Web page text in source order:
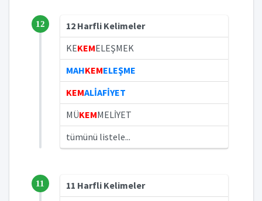
12
12 Harfli Kelimeler
KEKEMELEŞMEK
MAHKEMELEŞME
KEMALİAFİYET
MÜKEMMELİYET
tümünü listele...
11
11 Harfli Kelimeler